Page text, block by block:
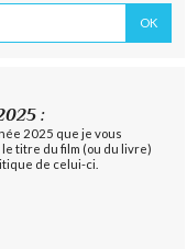
:
2025 que je vous
titre du film (ou du livre)
de celui-ci.